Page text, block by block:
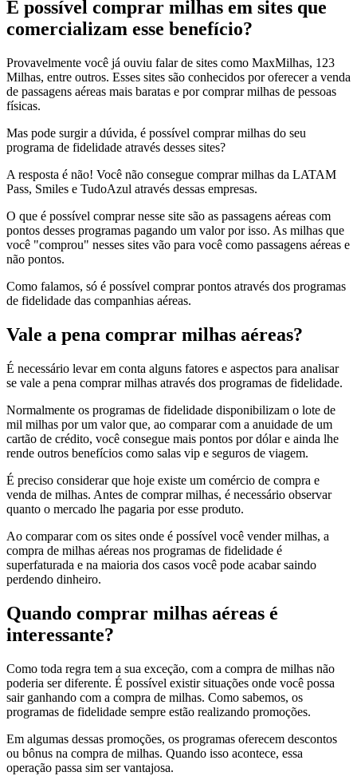
É possível comprar milhas em sites que
comercializam esse benefício?
Provavelmente você já ouviu falar de sites como MaxMilhas, 123
Milhas, entre outros. Esses sites são conhecidos por oferecer a venda
de passagens aéreas mais baratas e por comprar milhas de pessoas
físicas.
Mas pode surgir a dúvida, é possível comprar milhas do seu
programa de fidelidade através desses sites?
A resposta é não! Você não consegue comprar milhas da LATAM
Pass, Smiles e TudoAzul através dessas empresas.
O que é possível comprar nesse site são as passagens aéreas com
pontos desses programas pagando um valor por isso. As milhas que
você "comprou" nesses sites vão para você como passagens aéreas e
não pontos.
Como falamos, só é possível comprar pontos através dos programas
de fidelidade das companhias aéreas.
Vale a pena comprar milhas aéreas?
É necessário levar em conta alguns fatores e aspectos para analisar
se vale a pena comprar milhas através dos programas de fidelidade.
Normalmente os programas de fidelidade disponibilizam o lote de
mil milhas por um valor que, ao comparar com a anuidade de um
cartão de crédito, você consegue mais pontos por dólar e ainda lhe
rende outros benefícios como salas vip e seguros de viagem.
É preciso considerar que hoje existe um comércio de compra e
venda de milhas. Antes de comprar milhas, é necessário observar
quanto o mercado lhe pagaria por esse produto.
Ao comparar com os sites onde é possível você vender milhas, a
compra de milhas aéreas nos programas de fidelidade é
superfaturada e na maioria dos casos você pode acabar saindo
perdendo dinheiro.
Quando comprar milhas aéreas é
interessante?
Como toda regra tem a sua exceção, com a compra de milhas não
poderia ser diferente. É possível existir situações onde você possa
sair ganhando com a compra de milhas. Como sabemos, os
programas de fidelidade sempre estão realizando promoções.
Em algumas dessas promoções, os programas oferecem descontos
ou bônus na compra de milhas. Quando isso acontece, essa
operação passa sim ser vantajosa.